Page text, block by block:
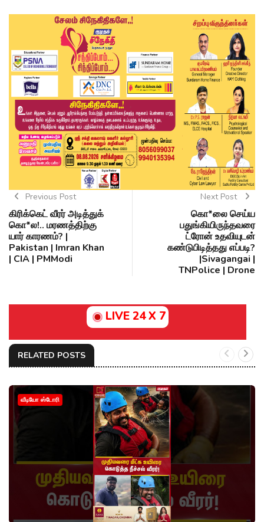
Previous Post
கிரிக்கெட் வீரர் அடித்துக்
கொ*ல!.. மரணத்திற்கு
யார் காரணம்? |
Pakistan | Imran Khan
| CIA | PMModi
Next Post
கொ*லை செய்ய
பதுங்கியிருந்தவரை
ட்ரோன் உதவியுடன்
கண்டுபிடித்தது எப்படி?
|Sivagangai |
TNPolice | Drone
LIVE 24 X 7
RELATED POSTS
வீடியோ ஸ்டோரி